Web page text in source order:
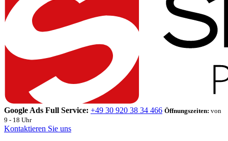
Google Ads Full Service: +49 30 920 38 34 466 Öffnungszeiten: von
9 - 18 Uhr
Kontaktieren Sie uns